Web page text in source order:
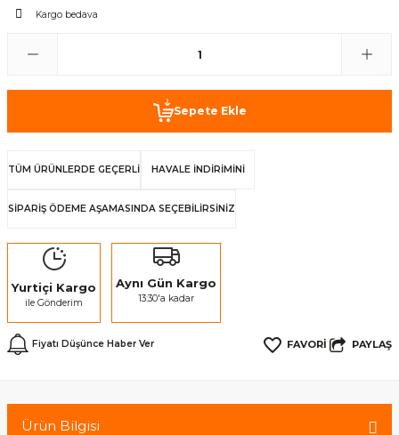
Kargo bedava
Sepete Ekle
TÜM ÜRÜNLERDE GEÇERLİ HAVALE İNDİRİMİNİ
SİPARİŞ ÖDEME AŞAMASINDA SEÇEBİLİRSİNİZ
Yurtiçi Kargo
ile Gönderim
Aynı Gün Kargo
13:30'a kadar
Fiyatı Düşünce Haber Ver PAYLAŞ
Ürün Bilgisi